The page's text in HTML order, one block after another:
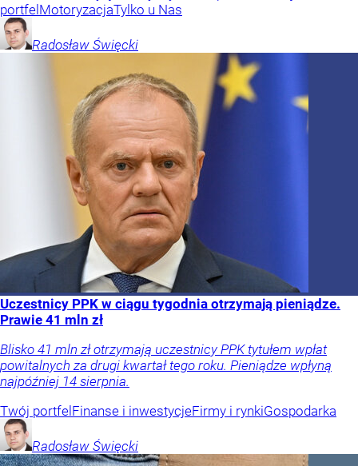
portfelMotoryzacjaTylko u Nas
Radosław Święcki
Uczestnicy PPK w ciągu tygodnia otrzymają pieniądze.
Prawie 41 mln zł
Blisko 41 mln zł otrzymają uczestnicy PPK tytułem wpłat
powitalnych za drugi kwartał tego roku. Pieniądze wpłyną
najpóźniej 14 sierpnia.
Twój portfelFinanse i inwestycjeFirmy i rynkiGospodarka
Radosław Święcki